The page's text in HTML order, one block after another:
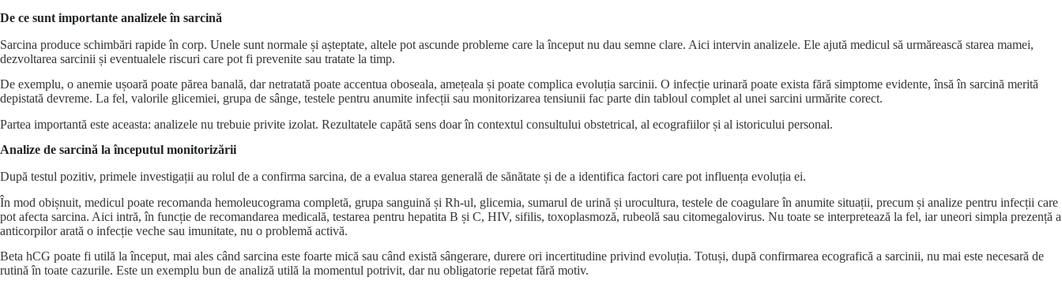
De ce sunt importante analizele în sarcină
Sarcina produce schimbări rapide în corp. Unele sunt normale și așteptate, altele pot ascunde probleme care la început nu dau semne clare. Aici intervin analizele. Ele ajută medicul să urmărească starea mamei,
dezvoltarea sarcinii și eventualele riscuri care pot fi prevenite sau tratate la timp.
De exemplu, o anemie ușoară poate părea banală, dar netratată poate accentua oboseala, amețeala și poate complica evoluția sarcinii. O infecție urinară poate exista fără simptome evidente, însă în sarcină merită
depistată devreme. La fel, valorile glicemiei, grupa de sânge, testele pentru anumite infecții sau monitorizarea tensiunii fac parte din tabloul complet al unei sarcini urmărite corect.
Partea importantă este aceasta: analizele nu trebuie privite izolat. Rezultatele capătă sens doar în contextul consultului obstetrical, al ecografiilor și al istoricului personal.
Analize de sarcină la începutul monitorizării
După testul pozitiv, primele investigații au rolul de a confirma sarcina, de a evalua starea generală de sănătate și de a identifica factori care pot influența evoluția ei.
În mod obișnuit, medicul poate recomanda hemoleucograma completă, grupa sanguină și Rh-ul, glicemia, sumarul de urină și urocultura, testele de coagulare în anumite situații, precum și analize pentru infecții care
pot afecta sarcina. Aici intră, în funcție de recomandarea medicală, testarea pentru hepatita B și C, HIV, sifilis, toxoplasmoză, rubeolă sau citomegalovirus. Nu toate se interpretează la fel, iar uneori simpla prezență a
anticorpilor arată o infecție veche sau imunitate, nu o problemă activă.
Beta hCG poate fi utilă la început, mai ales când sarcina este foarte mică sau când există sângerare, durere ori incertitudine privind evoluția. Totuși, după confirmarea ecografică a sarcinii, nu mai este necesară de
rutină în toate cazurile. Este un exemplu bun de analiză utilă la momentul potrivit, dar nu obligatorie repetat fără motiv.